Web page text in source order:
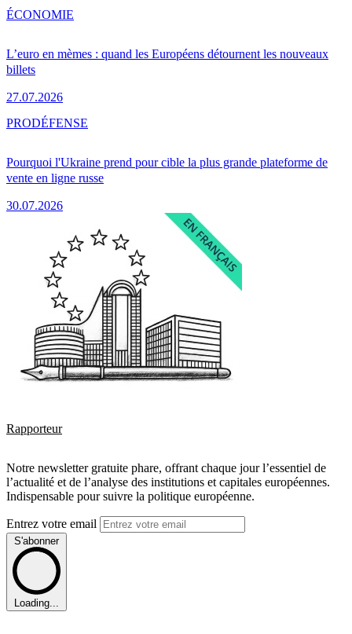
L’euro en mèmes : quand les Européens détournent les nouveaux
billets
27.07.2026
ÉCONOMIE
Pourquoi l'Ukraine prend pour cible la plus grande plateforme de
vente en ligne russe
30.07.2026
PRODÉFENSE
Rapporteur
Notre newsletter gratuite phare, offrant chaque jour l’essentiel de
l’actualité et de l’analyse des institutions et capitales européennes.
Indispensable pour suivre la politique européenne.
Entrez votre email
S'abonner
Loading...